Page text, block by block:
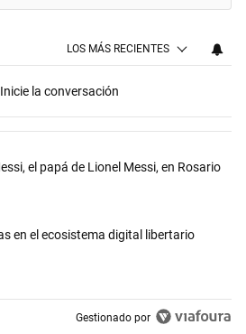
LOS MÁS RECIENTES
Inicie la conversación
con más comentarios en los
el título "Murió Jorge Messi, el papá de
el papá de Lionel Messi, en Rosario
el título "Luces y alarmas en el
en el ecosistema digital libertario
Gestionado por